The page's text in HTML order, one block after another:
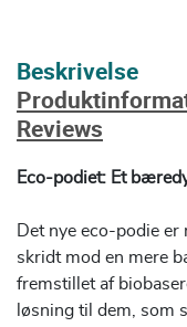
Beskrivelse
Reviews
Eco-podiet: Et
Det nye eco-podie
skridt mod en mere
fremstillet af
løsning til dem,